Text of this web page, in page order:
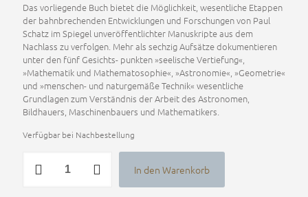
Das vorliegende Buch bietet die Möglichkeit, wesentliche Etappen
der bahnbrechenden Entwicklungen und Forschungen von Paul
Schatz im Spiegel unveröffentlichter Manuskripte aus dem
Nachlass zu verfolgen. Mehr als sechzig Aufsätze dokumentieren
unter den fünf Gesichts- punkten »seelische Vertiefung«,
»Mathematik und Mathematosophie«, »Astronomie«, »Geometrie«
und »menschen- und naturgemäße Technik« wesentliche
Grundlagen zum Verständnis der Arbeit des Astronomen,
Bildhauers, Maschinenbauers und Mathematikers.
Verfügbar bei Nachbestellung
In den Warenkorb
Alternative: